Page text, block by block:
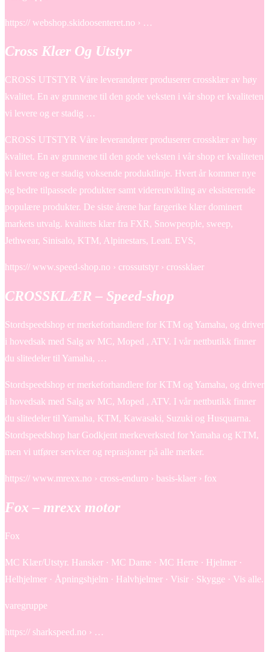
https:// webshop.skidoosenteret.no › …
Cross Klær Og Utstyr
CROSS UTSTYR Våre leverandører produserer crossklær av høy
kvalitet. En av grunnene til den gode veksten i vår shop er kvaliteten
vi levere og er stadig …
CROSS UTSTYR Våre leverandører produserer crossklær av høy
kvalitet. En av grunnene til den gode veksten i vår shop er kvaliteten
vi levere og er stadig voksende produktlinje. Hvert år kommer nye
og bedre tilpassede produkter samt videreutvikling av eksisterende
populære produkter. De siste årene har fargerike klær dominert
markets utvalg. kvalitets klær fra FXR, Snowpeople, sweep,
Jethwear, Sinisalo, KTM, Alpinestars, Leatt. EVS,
https:// www.speed-shop.no › crossutstyr › crossklaer
CROSSKLÆR – Speed-shop
Stordspeedshop er merkeforhandlere for KTM og Yamaha, og driver
i hovedsak med Salg av MC, Moped , ATV. I vår nettbutikk finner
du slitedeler til Yamaha, …
Stordspeedshop er merkeforhandlere for KTM og Yamaha, og driver
i hovedsak med Salg av MC, Moped , ATV. I vår nettbutikk finner
du slitedeler til Yamaha, KTM, Kawasaki, Suzuki og Husquarna.
Stordspeedshop har Godkjent merkeverksted for Yamaha og KTM,
men vi utfører servicer og reprasjoner på alle merker.
https:// www.mrexx.no › cross-enduro › basis-klaer › fox
Fox – mrexx motor
Fox
MC Klær/Utstyr. Hansker · MC Dame · MC Herre · Hjelmer ·
Helhjelmer · Åpningshjelm · Halvhjelmer · Visir · Skygge · Vis alle.
varegruppe
https:// sharkspeed.no › …